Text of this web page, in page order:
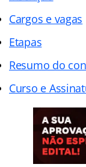
Cargos e vagas
Etapas
Resumo do
Curso e